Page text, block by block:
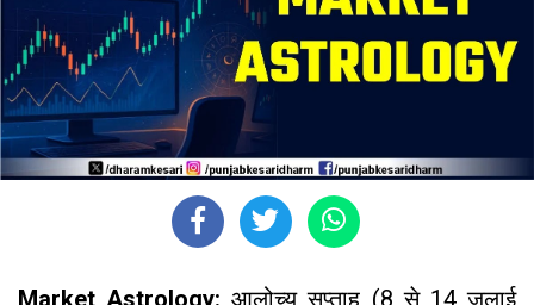
Market Astrology: आलोच्य सप्ताह (8 से 14 जुलाई